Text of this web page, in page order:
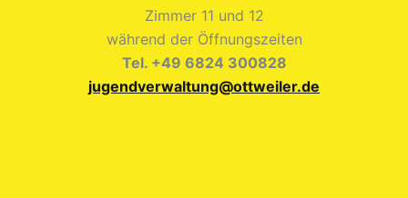
Zimmer 11 und 12
während der Öffnungszeiten
Tel. +49 6824 300828
jugendverwaltung@ottweiler.de